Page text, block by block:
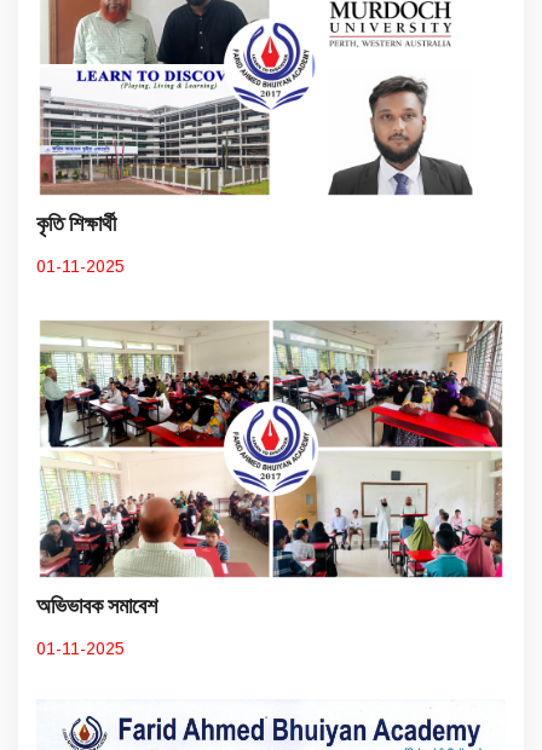
কৃতি শিক্ষার্থী
01-11-2025
অভিভাবক সমাবেশ
01-11-2025